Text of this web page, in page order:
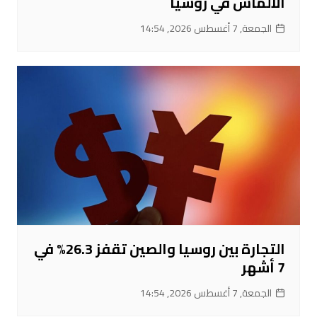
الجمعة, 7 أغسطس 2026, 14:54
التجارة بين روسيا والصين تقفز 26.3% في
7 أشهر
الجمعة, 7 أغسطس 2026, 14:54